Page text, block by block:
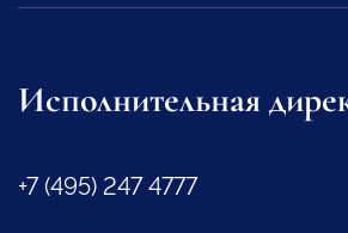
Исполнительная
+7 (495) 247 4777